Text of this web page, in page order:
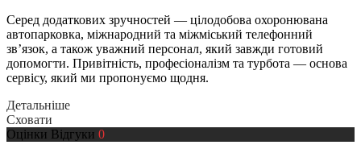
Серед додаткових зручностей — цілодобова охоронювана
автопарковка, міжнародний та міжміський телефонний
зв’язок, а також уважний персонал, який завжди готовий
допомогти. Привітність, професіоналізм та турбота — основа
сервісу, який ми пропонуємо щодня.
Детальніше
Сховати
Оцінки Відгуки 0